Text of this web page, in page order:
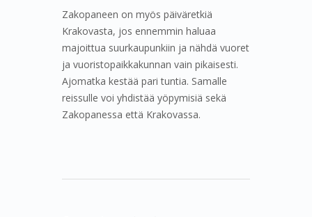
Zakopaneen on myös päiväretkiä
Krakovasta, jos ennemmin haluaa
majoittua suurkaupunkiin ja nähdä vuoret
ja vuoristopaikkakunnan vain pikaisesti.
Ajomatka kestää pari tuntia. Samalle
reissulle voi yhdistää yöpymisiä sekä
Zakopanessa että Krakovassa.